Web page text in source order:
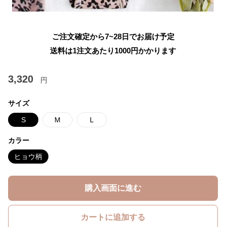
ご注文確定から7~28日でお届け予定
送料は1注文あたり 1000円かかります
3,320 円
サイズ
S M L
カラー
ヒョウ柄
購入画面に進む
カートに追加する